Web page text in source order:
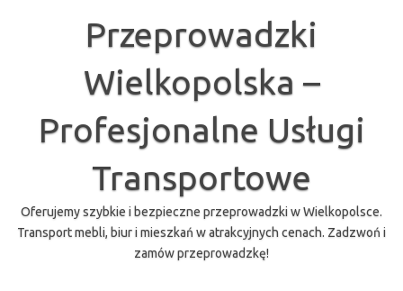
Przeprowadzki
Wielkopolska –
Profesjonalne Usługi
Transportowe
Oferujemy szybkie i bezpieczne przeprowadzki w Wielkopolsce.
Transport mebli, biur i mieszkań w atrakcyjnych cenach. Zadzwoń i
zamów przeprowadzkę!